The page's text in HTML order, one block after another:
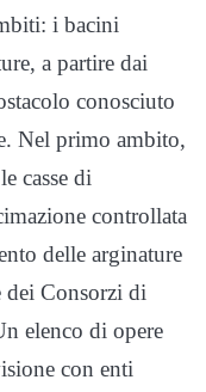
i bacini
a partire dai
conosciuto
Nel primo ambito,
casse di
controllata
delle arginature
dei Consorzi di
elenco di opere
con enti